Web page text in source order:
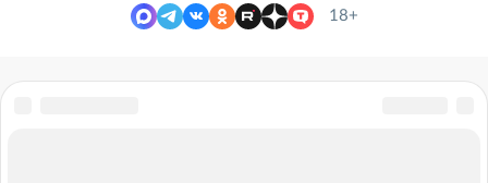
18+